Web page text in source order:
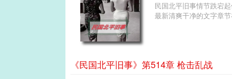
民国北平旧事情节跌宕
最新清爽干净的文字章节
《民国北平旧事》第514章 枪击乱战